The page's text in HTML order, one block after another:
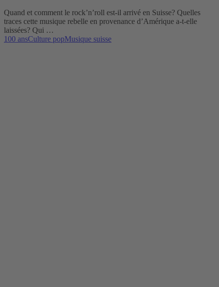
Quand et comment le rock’n’roll est-il arrivé en Suisse? Quelles
traces cette musique rebelle en provenance d’Amérique a-t-elle
laissées? Qui …
100 ansCulture popMusique suisse